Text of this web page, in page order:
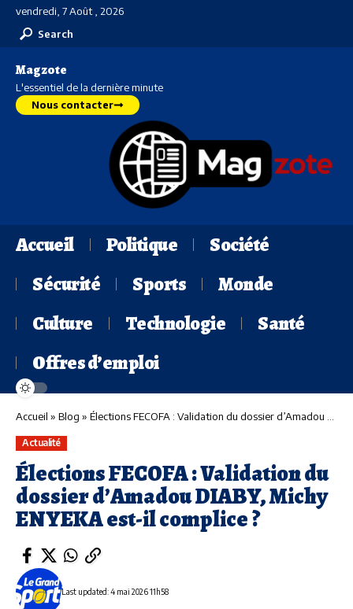
vendredi, 7 Août , 2026
Search
Magzote
L'essentiel de la dernière minute
Nous contacter
Accueil Politique
Société
Sécurité
Sports
Monde
Culture
Technologie
Santé
Offres d’emploi
Accueil » Blog » Élections FECOFA : Validation du dossier d’Amadou DIABY, Michy ENYEKA est-il complice ?
Actualité
Élections FECOFA : Validation du
dossier d’Amadou DIABY, Michy
ENYEKA est-il complice ?
Last updated: 4 mai 2026 11h58